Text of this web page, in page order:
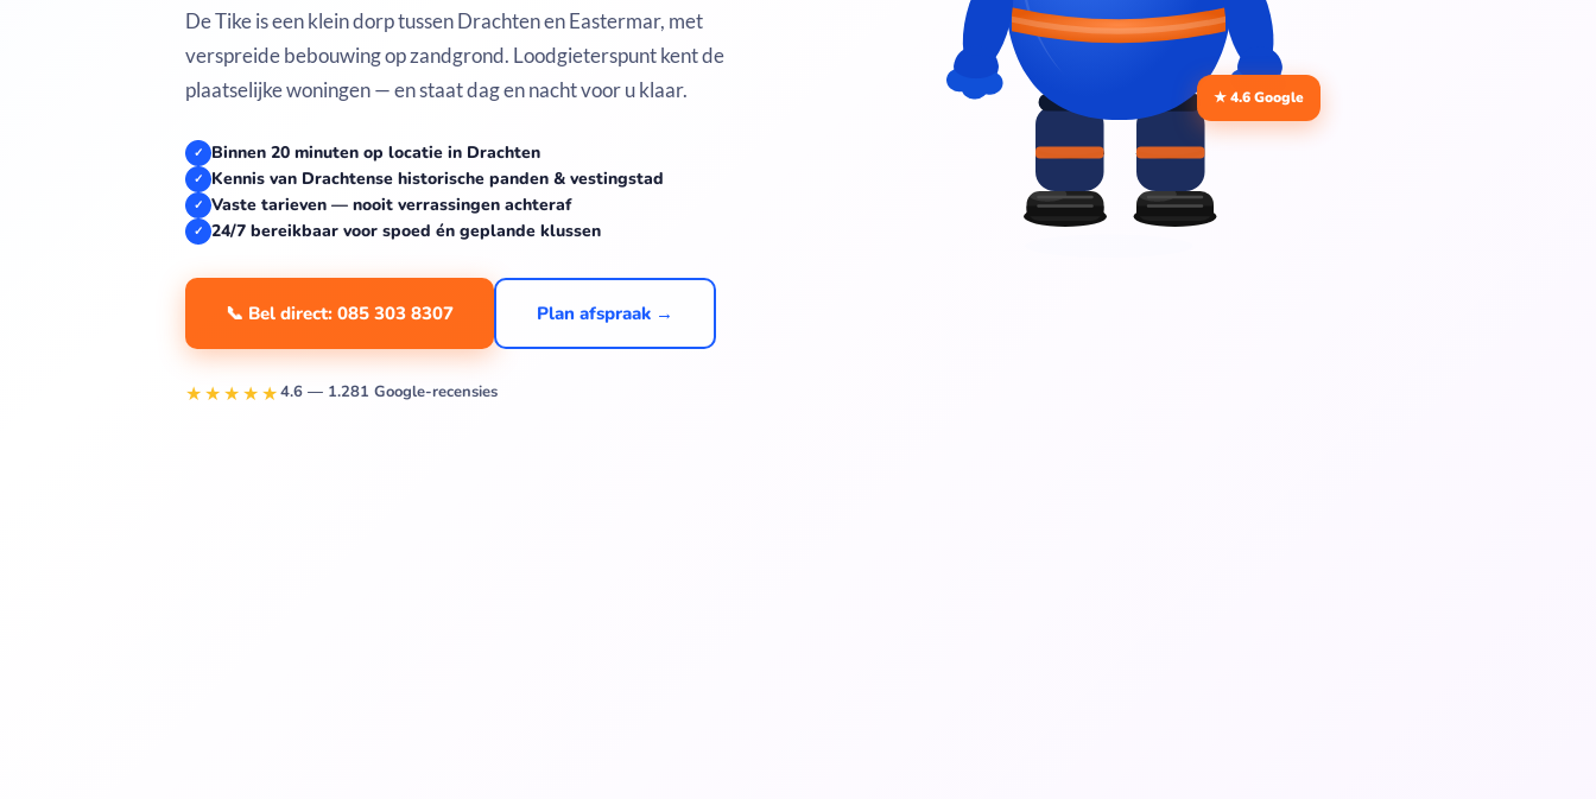
De Tike is een klein dorp tussen Drachten en Eastermar, met
verspreide bebouwing op zandgrond. Loodgieterspunt kent de
plaatselijke woningen — en staat dag en nacht voor u klaar.
✓ Binnen 20 minuten op locatie in Drachten
✓ Kennis van Drachtense historische panden & vestingstad
✓ Vaste tarieven — nooit verrassingen achteraf
✓ 24/7 bereikbaar voor spoed én geplande klussen
📞 Bel direct: 085 303 8307 Plan afspraak →
★★★★★4.6 — 1.281 Google-recensies
★ 4.6 Google